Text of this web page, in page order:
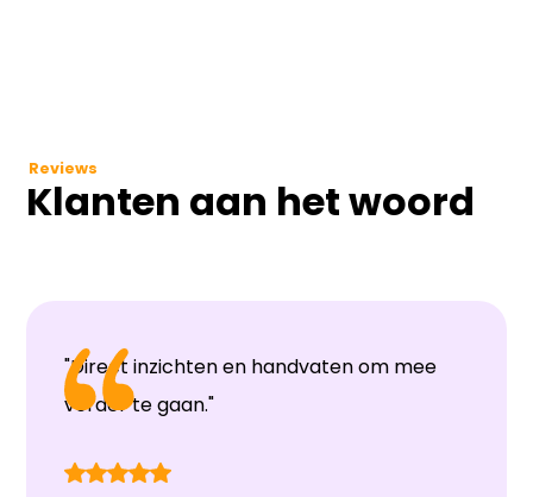
Reviews
Klanten aan het woord
"Direct inzichten en handvaten om mee
verder te gaan."